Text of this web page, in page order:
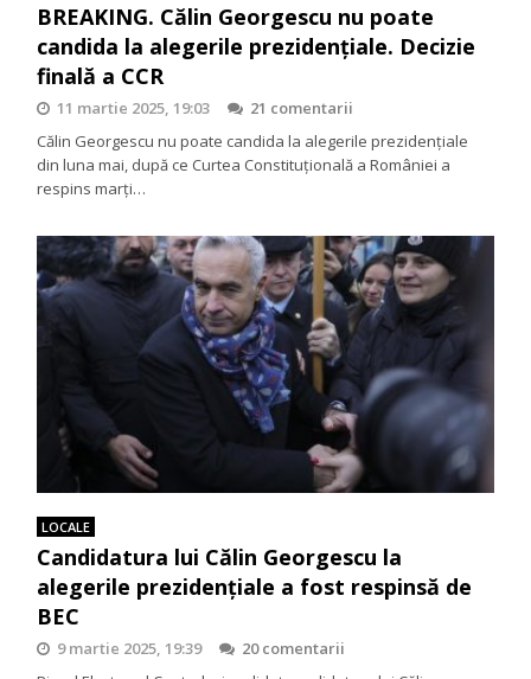
BREAKING. Călin Georgescu nu poate
candida la alegerile prezidențiale. Decizie
finală a CCR
11 martie 2025, 19:03
21 comentarii
Călin Georgescu nu poate candida la alegerile prezidențiale
din luna mai, după ce Curtea Constituțională a României a
respins marți…
LOCALE
Candidatura lui Călin Georgescu la
alegerile prezidențiale a fost respinsă de
BEC
9 martie 2025, 19:39
20 comentarii